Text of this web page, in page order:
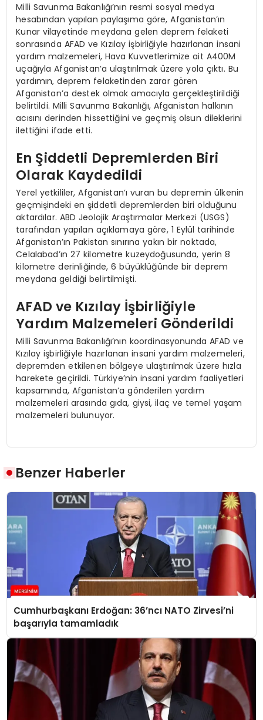
Milli Savunma Bakanlığı’nın resmi sosyal medya
hesabından yapılan paylaşıma göre, Afganistan’ın
Kunar vilayetinde meydana gelen deprem felaketi
sonrasında AFAD ve Kızılay işbirliğiyle hazırlanan insani
yardım malzemeleri, Hava Kuvvetlerimize ait A400M
uçağıyla Afganistan’a ulaştırılmak üzere yola çıktı. Bu
yardımın, deprem felaketinden zarar gören
Afganistan’a destek olmak amacıyla gerçekleştirildiği
belirtildi. Milli Savunma Bakanlığı, Afganistan halkının
acısını derinden hissettiğini ve geçmiş olsun dileklerini
ilettiğini ifade etti.
En Şiddetli Depremlerden Biri
Olarak Kaydedildi
Yerel yetkililer, Afganistan’ı vuran bu depremin ülkenin
geçmişindeki en şiddetli depremlerden biri olduğunu
aktardılar. ABD Jeolojik Araştırmalar Merkezi (USGS)
tarafından yapılan açıklamaya göre, 1 Eylül tarihinde
Afganistan’ın Pakistan sınırına yakın bir noktada,
Celalabad’ın 27 kilometre kuzeydoğusunda, yerin 8
kilometre derinliğinde, 6 büyüklüğünde bir deprem
meydana geldiği belirtilmişti.
AFAD ve Kızılay İşbirliğiyle
Yardım Malzemeleri Gönderildi
Milli Savunma Bakanlığı’nın koordinasyonunda AFAD ve
Kızılay işbirliğiyle hazırlanan insani yardım malzemeleri,
depremden etkilenen bölgeye ulaştırılmak üzere hızla
harekete geçirildi. Türkiye’nin insani yardım faaliyetleri
kapsamında, Afganistan’a gönderilen yardım
malzemeleri arasında gıda, giysi, ilaç ve temel yaşam
malzemeleri bulunuyor.
Benzer Haberler
Cumhurbaşkanı Erdoğan: 36’ncı NATO Zirvesi’ni
başarıyla tamamladık